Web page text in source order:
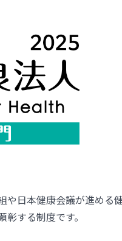
や日本健康会議が進める
する制度です。